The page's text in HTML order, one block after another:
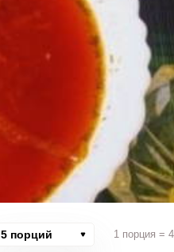
5 порций 1 порция =